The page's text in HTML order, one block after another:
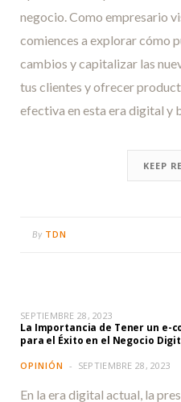
negocio. Como empresario
comiences a explorar cómo
cambios y capitalizar las
tus clientes y ofrecer
efectiva en esta era digital y
KEEP
By TDN
SEPTIEMBRE 28, 2023
La Importancia de Tener un e-
para el Éxito en el Negocio
OPINIÓN SEPTIEMBRE 28, 2023
En la era digital actual, la